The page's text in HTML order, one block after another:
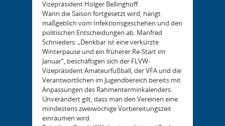
Vizepräsident Holger Bellinghoff.
Wann die Saison fortgesetzt wird, hängt
maßgeblich vom Infektionsgeschehen und den
politischen Entscheidungen ab. Manfred
Schnieders: „Denkbar ist eine verkürzte
Winterpause und ein früherer Re-Start im
Januar“, beschäftigen sich der FLVW-
Vizepräsident Amateurfußball, der VFA und die
Verantwortlichen im Jugendbereich bereits mit
Anpassungen des Rahmenterminkalenders.
Unverändert gilt, dass man den Vereinen eine
mindestens zweiwöchige Vorbereitungszeit
einräumen wird.